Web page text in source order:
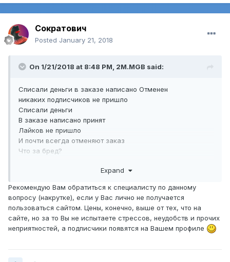
Сократович
Posted January 21, 2018
On 1/21/2018 at 8:48 PM, 2M.MGB said:
Списали деньги в заказе написано Отменен
никаких подписчиков не пришло
Списали деньги
В заказе написано принят
Лайков не пришло
И почти всегда отменяют заказ
Что за бред?
Expand
Рекомендую Вам обратиться к специалисту по данному
вопросу (накрутке), если у Вас лично не получается
пользоваться сайтом. Цены, конечно, выше от тех, что на
сайте, но за то Вы не испытаете стрессов, неудобств и прочих
неприятностей, а подписчики появятся на Вашем профиле